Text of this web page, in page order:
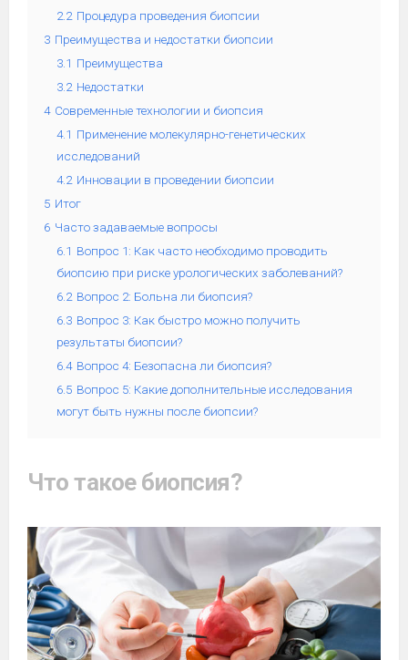
2.2 Процедура проведения биопсии
3 Преимущества и недостатки биопсии
3.1 Преимущества
3.2 Недостатки
4 Современные технологии и биопсия
4.1 Применение молекулярно-генетических
исследований
4.2 Инновации в проведении биопсии
5 Итог
6 Часто задаваемые вопросы
6.1 Вопрос 1: Как часто необходимо проводить
биопсию при риске урологических заболеваний?
6.2 Вопрос 2: Больна ли биопсия?
6.3 Вопрос 3: Как быстро можно получить
результаты биопсии?
6.4 Вопрос 4: Безопасна ли биопсия?
6.5 Вопрос 5: Какие дополнительные исследования
могут быть нужны после биопсии?
Что такое биопсия?